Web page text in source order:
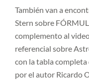
También van a
Stern sobre
complemento al
referencial sobre
con la tabla
por el autor Ricardo